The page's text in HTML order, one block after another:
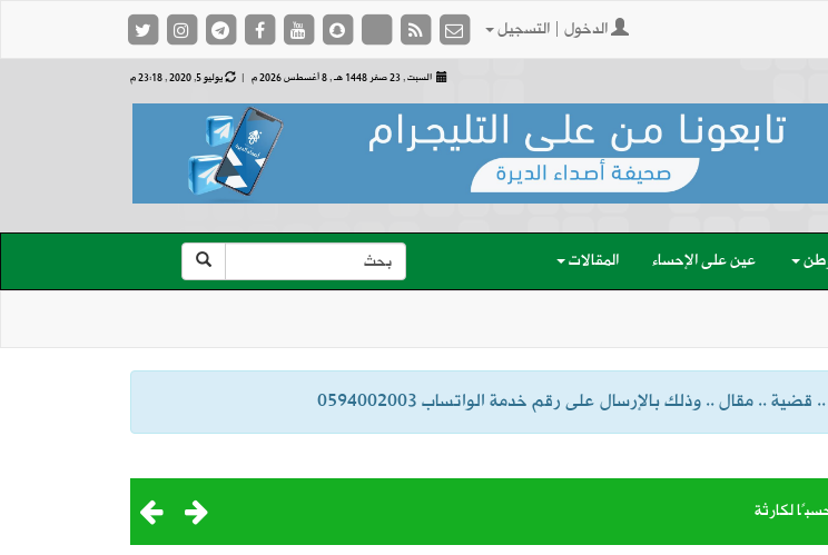
الدخول | التسجيل
السبت , 23 صفر 1448 هـ , 8 أغسطس 2026 م | يوليو 5, 2020 , 23:18 م
عين على الإحساء المقالات
.. مقال .. وذلك بالإرسال على رقم خدمة الواتساب 0594002003